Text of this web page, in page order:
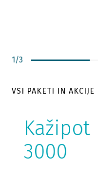
1/3
VSI PAKETI IN AKCIJE
Kažipot
3000